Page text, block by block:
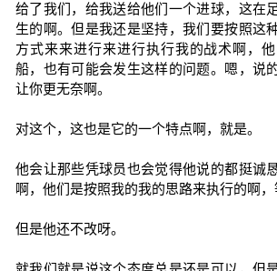
给了我们，给我送给他们一个进球，这在
生的啊。但是我还是坚持，我们要按照这
方式来来进行来进行执行我的战术啊，
船，也有可能会发生这样的问题。嗯，说
让你更无奈啊。
对这个，这也是它的一个特点啊，就是。
他会让那些凭球员也会觉得他说的都挺诚
啊，他们是按照我的我的思路来执行的啊，
但是他还不改呀。